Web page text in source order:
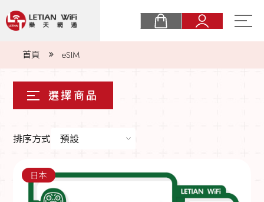
關於樂天
購物須知
最新消息
eSIM
實體卡
常見問題
首頁 eSIM
排序方式 預設
日本